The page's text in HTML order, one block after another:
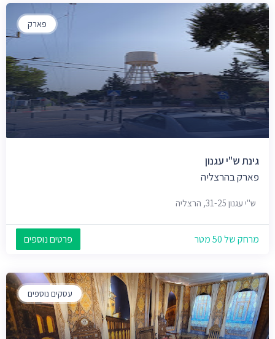
פארק
גינת ש"י עגנון
פארק בהרצליה
ש"י עגנון 31-25, הרצליה
מרחק של 50 מטר פרטים נוספים
עסקים נוספים